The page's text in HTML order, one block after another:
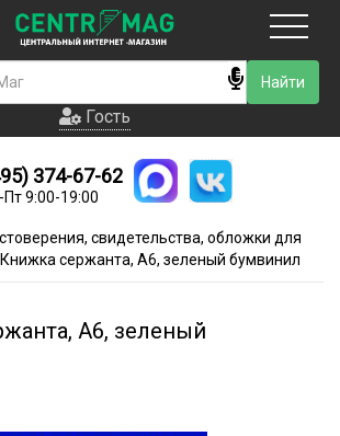
Гость
Новинки
Условия доставки
Контакты
Гость
374-67-62
Пт 9:00-19:00
свидетельства, обложки для
Книжка сержанта, А6, зеленый бумвинил
А6, зеленый